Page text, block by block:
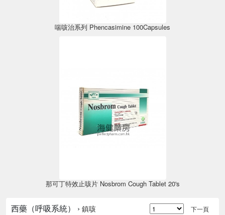
喘咳治系列 Phencasimine 100Capsules
那可丁特效止咳片 Nosbrom Cough Tablet 20's
西藥（呼吸系統） › 鎮咳 下一頁